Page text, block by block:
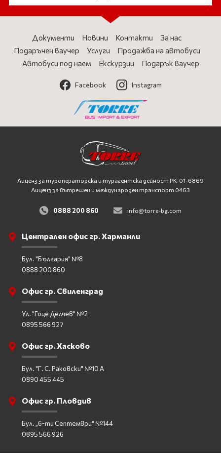
Документи Новини Контакти
За нас
Подаръчен ваучер
Услуги
Продажба на автобуси
Автобуси под наем
Екскурзии Подарък ваучер
Facebook Instagram
Лиценз за туроператорска и турагентска дейност PK-01-6869
Лиценз за вътрешен и международен транспорт 0463
0888 200 860 info@torre-bg.com
Централен офис гр. Харманли
Бул. "България" №8
0888 200 860
Офис гр. Свиленград
Ул. "Гоце Делчев" №2
0895 566 927
Офис гр. Хасково
Бул. "Г. С. Раковски" №10 А
0890 455 445
Офис гр. Пловдив
Бул. „6-ти Септември“ №144
0895 566 926